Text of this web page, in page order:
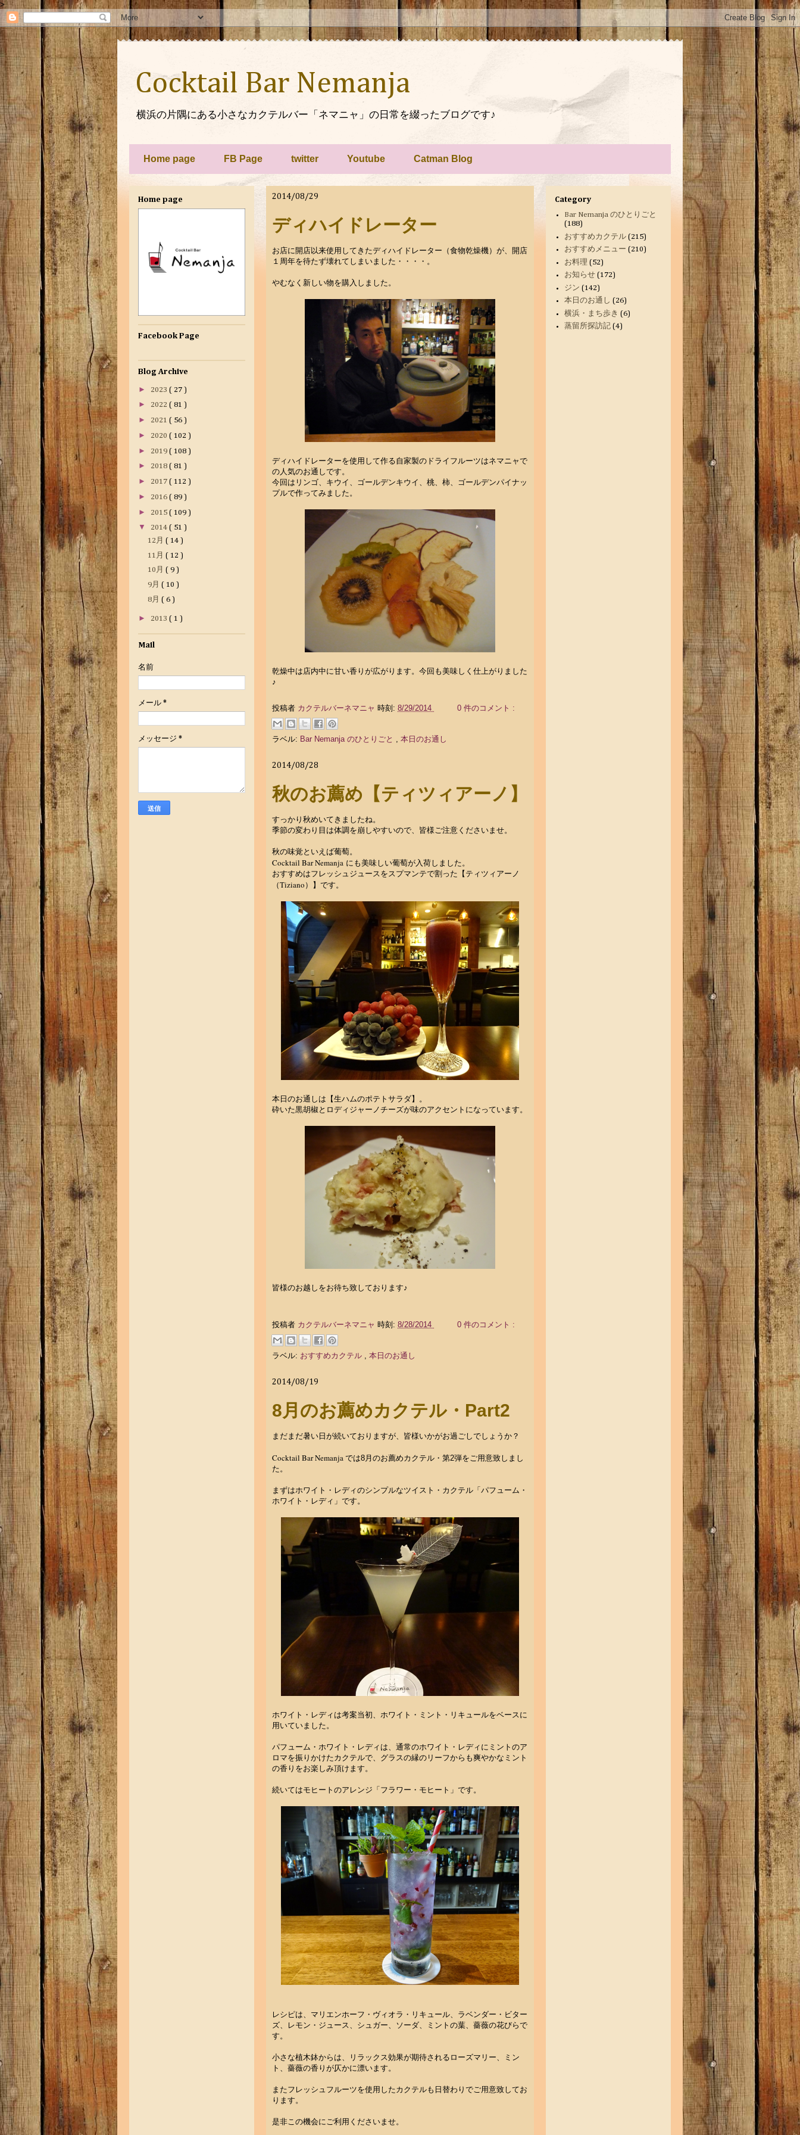
>
Cocktail Bar Nemanja
横浜の片隅にある小さなカクテルバー「ネマニャ」の日常を綴ったブログです♪
Home page FB Page twitter Youtube Catman Blog
2014/08/29
ディハイドレーター
お店に開店以来使用してきたディハイドレーター（食物乾燥機）が、開店
１周年を待たず壊れてしまいました・・・・。
やむなく新しい物を購入しました。
ディハイドレーターを使用して作る自家製のドライフルーツはネマニャで
の人気のお通しです。
今回はリンゴ、キウイ、ゴールデンキウイ、桃、柿、ゴールデンパイナッ
プルで作ってみました。
乾燥中は店内中に甘い香りが広がります。今回も美味しく仕上がりました
♪
投稿者 カクテルバーネマニャ 時刻: 8/29/2014 0 件のコメント :
ラベル: Bar Nemanja のひとりごと , 本日のお通し
2014/08/28
秋のお薦め【ティツィアーノ】
すっかり秋めいてきましたね。
季節の変わり目は体調を崩しやすいので、皆様ご注意くださいませ。
秋の味覚といえば葡萄。
Cocktail Bar Nemanja にも美味しい葡萄が入荷しました。
おすすめはフレッシュジュースをスプマンテで割った【ティツィアーノ
（Tiziano ）】です。
本日のお通しは【生ハムのポテトサラダ】。
砕いた黒胡椒とロディジャーノチーズが味のアクセントになっています。
皆様のお越しをお待ち致しております♪
投稿者 カクテルバーネマニャ 時刻: 8/28/2014 0 件のコメント :
ラベル: おすすめカクテル , 本日のお通し
2014/08/19
8月のお薦めカクテル・Part2
まだまだ暑い日が続いておりますが、皆様いかがお過ごしでしょうか？
Cocktail Bar Nemanja では8月のお薦めカクテル・第2弾をご用意致しまし
た。
まずはホワイト・レディのシンプルなツイスト・カクテル「パフューム・
ホワイト・レディ」です。
ホワイト・レディは考案当初、ホワイト・ミント・リキュールをベースに
用いていました。
パフューム・ホワイト・レディは、通常のホワイト・レディにミントのア
ロマを振りかけたカクテルで、グラスの縁のリーフからも爽やかなミント
の香りをお楽しみ頂けます。
続いてはモヒートのアレンジ「フラワー・モヒート」です。
レシピは、マリエンホーフ・ヴィオラ・リキュール、ラベンダー・ビター
ズ、レモン・ジュース、シュガー、ソーダ、ミントの葉、薔薇の花びらで
す。
小さな植木鉢からは、リラックス効果が期待されるローズマリー、ミン
ト、薔薇の香りが仄かに漂います。
またフレッシュフルーツを使用したカクテルも日替わりでご用意致してお
ります。
是非この機会にご利用くださいませ。
Home page
Facebook Page
Blog Archive
► 2023 ( 27 )
► 2022 ( 81 )
► 2021 ( 56 )
► 2020 ( 102 )
► 2019 ( 108 )
► 2018 ( 81 )
► 2017 ( 112 )
► 2016 ( 89 )
► 2015 ( 109 )
▼ 2014 ( 51 )
12月 ( 14 )
11月 ( 12 )
10月 ( 9 )
9月 ( 10 )
8月 ( 6 )
► 2013 ( 1 )
Mail
名前
メール *
メッセージ *
Category
Bar Nemanja のひとりごと
(188)
おすすめカクテル (215)
おすすめメニュー (210)
お料理 (52)
お知らせ (172)
ジン (142)
本日のお通し (26)
横浜・まち歩き (6)
蒸留所探訪記 (4)